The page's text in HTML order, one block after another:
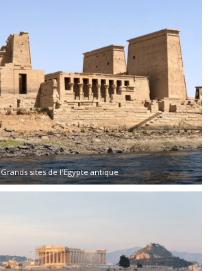
Grands sites de l'Egypte antique